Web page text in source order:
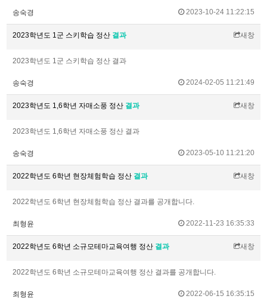
송숙경 2023-10-24 11:22:15
2023학년도 1군 스키학습 정산 결과 새창
2023학년도 1군 스키학습 정산 결과
송숙경 2024-02-05 11:21:49
2023학년도 1,6학년 자매소풍 정산 결과 새창
2023학년도 1,6학년 자매소풍 정산 결과
송숙경 2023-05-10 11:21:20
2022학년도 6학년 현장체험학습 정산 결과 새창
2022학년도 6학년 현장체험학습 정산 결과를 공개합니다.
최형윤 2022-11-23 16:35:33
2022학년도 6학년 소규모테마교육여행 정산 결과 새창
2022학년도 6학년 소규모테마교육여행 정산 결과를 공개합니다.
최형윤 2022-06-15 16:35:15